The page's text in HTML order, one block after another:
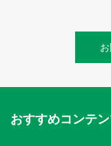
おすすめコンテ